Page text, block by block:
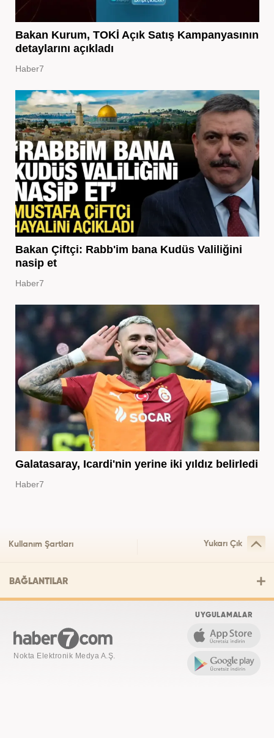
Bakan Kurum, TOKİ Açık Satış Kampanyasının
detaylarını açıkladı
Haber7
Bakan Çiftçi: Rabb'im bana Kudüs Valiliğini
nasip et
Haber7
Galatasaray, Icardi'nin yerine iki yıldız belirledi
Haber7
Kullanım Şartları Yukarı Çık
BAĞLANTILAR
Nokta Elektronik Medya A.Ş.
UYGULAMALAR